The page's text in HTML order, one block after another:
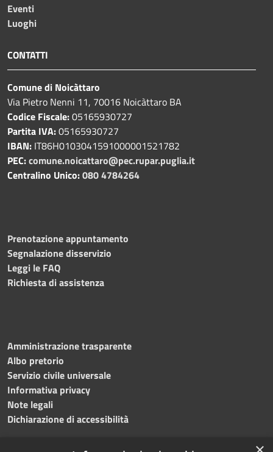
Eventi
Luoghi
CONTATTI
Comune di Noicàttaro
Via Pietro Nenni 11, 70016 Noicàttaro BA
Codice Fiscale:05165930727
Partita IVA:05165930727
IBAN: IT86H0103041591000001521782
PEC:comune.noicattaro@pec.rupar.puglia.it
Centralino Unico:080 4784264
Prenotazione appuntamento
Segnalazione disservizio
Leggi le FAQ
Richiesta di assistenza
Amministrazione trasparente
Albo pretorio
Servizio civile universale
Informativa privacy
Note legali
Dichiarazione di accessibilità